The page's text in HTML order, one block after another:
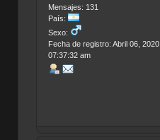
Mensajes: 131
País:
Sexo:
Fecha de registro: Abril 06, 2020,
07:37:32 am